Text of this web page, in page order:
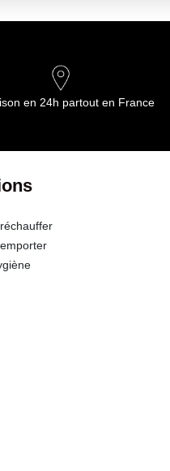
en 24h partout en France